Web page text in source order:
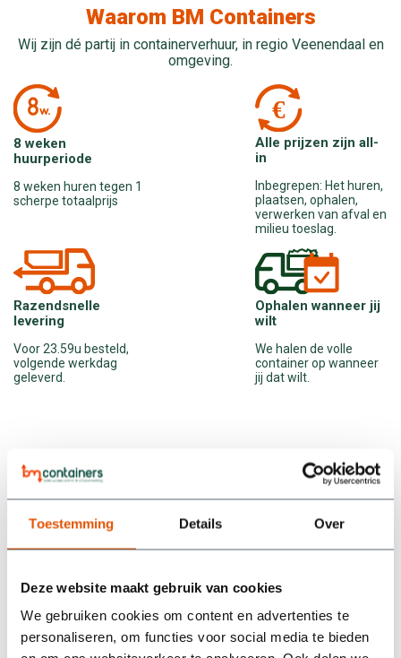
Toestemming Details Over
Deze website maakt gebruik van cookies
We gebruiken cookies om content en advertenties te
personaliseren, om functies voor social media te bieden
Waarom BM Containers
Wij zijn dé partij in containerverhuur, in regio Veenendaal en
omgeving.
8 weken
huurperiode
8 weken huren tegen 1
scherpe totaalprijs
Alle prijzen zijn all-
in
Inbegrepen: Het huren,
plaatsen, ophalen,
verwerken van afval en
milieu toeslag.
Razendsnelle
levering
Voor 23.59u besteld,
volgende werkdag
geleverd.
Ophalen wanneer jij
wilt
We halen de volle
container op wanneer
jij dat wilt.
Wat onze klanten zeggen
We hebben een container gehuurd bij BM Containers en zijn
supertevreden. Alles werd netjes geregeld: snel geleverd,
makkelijk contact, en ook het ophalen verliep soepel.